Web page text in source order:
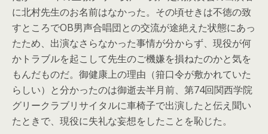
に北村先生のお名前はなかった。その頃せきは不徳の致
すところでOB男声合唱団との交流が途絶えた状態にあっ
たため、出演なさらなかった事情が分からず、現役が何
かトラブルを起こして先生のご機嫌を損ねたのかと気を
もんだものだ。御健康上の理由（箝口令が敷かれていた
らしい）と分かったのは御逝去半月前、第74回関西学院
グリークラブリサイタルに車椅子で出演したと伝え聞い
たときで、現役に失礼な妄想をしたことを恥じた。